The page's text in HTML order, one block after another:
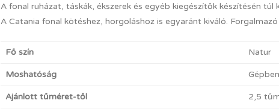
A fonal ruházat, táskák, ékszerek és egyéb kiegészítők készítésén
A Catania fonal kötéshez, horgoláshoz is egyaránt kiváló.
Fő szín Natur
Moshatóság
Ajánlott tűméret-től 2,5